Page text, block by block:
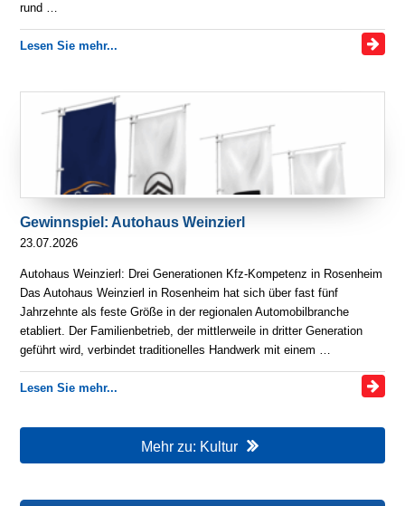
rund …
Lesen Sie mehr...
Gewinnspiel: Autohaus Weinzierl
23.07.2026
Autohaus Weinzierl: Drei Generationen Kfz-Kompetenz in Rosenheim
Das Autohaus Weinzierl in Rosenheim hat sich über fast fünf
Jahrzehnte als feste Größe in der regionalen Automobilbranche
etabliert. Der Familienbetrieb, der mittlerweile in dritter Generation
geführt wird, verbindet traditionelles Handwerk mit einem …
Lesen Sie mehr...
Mehr zu: Kultur